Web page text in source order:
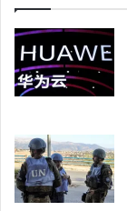
o
n
u
Z
t
o
k
i